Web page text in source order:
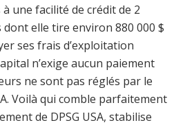
à une facilité de crédit de 2
elle tire environ 880 000 $
ses frais d’exploitation
n’exige aucun paiement
ne sont pas réglés par le
Voilà qui comble parfaitement
de DPSG USA, stabilise